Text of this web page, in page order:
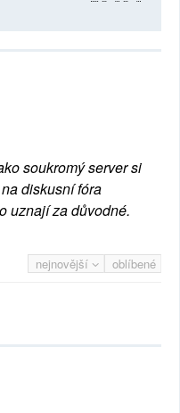
soukromý server si
diskusní fóra
uznají za důvodné.
nejnovější oblíbené